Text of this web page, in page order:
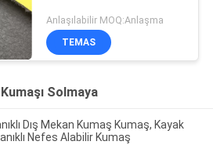
Anlaşılabilir MOQ:Anlaşma
TEMAS
Kumaşı Solmaya
Dış Mekan Kumaş Kumaş, Kayak
Nefes Alabilir Kumaş